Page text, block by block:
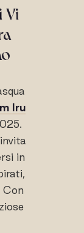
Vi
Iru
in
Con